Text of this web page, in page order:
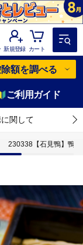
新規登録 カート
額を調べる
ご利用ガイド
関して
230338【石見鴨】鴨